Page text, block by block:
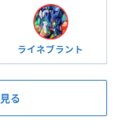
ライネブラント
る